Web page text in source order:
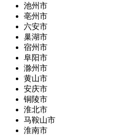
池州市
亳州市
六安市
巢湖市
宿州市
阜阳市
滁州市
黄山市
安庆市
铜陵市
淮北市
马鞍山市
淮南市